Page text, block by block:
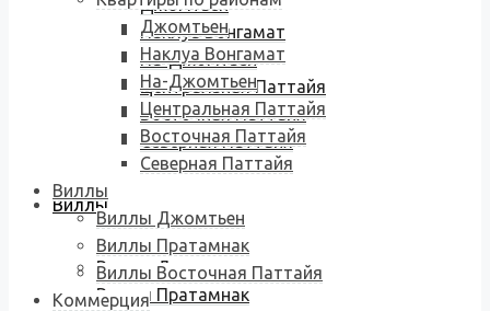
Джомтьен
Наклуа Вонгамат
На-Джомтьен
Центральная Паттайя
Восточная Паттайя
Северная Паттайя
Виллы
Виллы Джомтьен
Виллы Пратамнак
Джомтьен
Наклуа Вонгамат
На-Джомтьен
Центральная Паттайя
Восточная Паттайя
Северная Паттайя
Виллы
Виллы Джомтьен
Виллы Пратамнак
Виллы Восточная Паттайя
Коммерция